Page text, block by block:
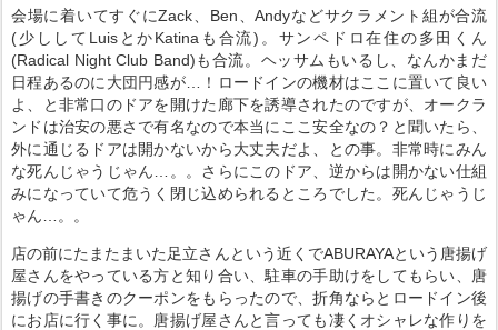
会場に着いてすぐにZack、Ben、Andyなどサクラメント組が合流
(少ししてLuisとかKatinaも合流)。サンペドロ在住の多田くん
(Radical Night Club Band)も合流。ヘッサムもいるし、なんかまだ
日程あるのに大団円感が…！ロードインの機材はここに置いて良い
よ、と非常口のドアを開けた廊下を誘導されたのですが、オークラ
ンドは治安の悪さで有名なので本当にここ安全なの？と聞いたら、
外に通じるドアは開かないから大丈夫だよ、との事。非常時にみん
な死んじゃうじゃん…。。さらにこのドア、逆からは開かない仕組
みになっていて危うく閉じ込められるところでした。死んじゃうじ
ゃん…。。
店の前にたまたまいた足立さんという近くでABURAYAという唐揚げ
屋さんをやっている方と知り合い、駐車の手助けをしてもらい、唐
揚げの手書きのクーポンをもらったので、折角ならとロードイン後
にお店に行く事に。唐揚げ屋さんと言っても凄くオシャレな作りを